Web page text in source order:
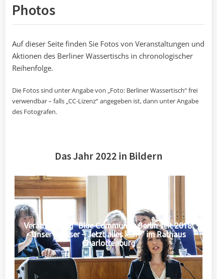
Photos
Auf dieser Seite finden Sie Fotos von Veranstaltungen und
Aktionen des Berliner Wassertischs in chronologischer
Reihenfolge.
Die Fotos sind unter Angabe von „Foto: Berliner Wassertisch“ frei
verwendbar – falls „CC-Lizenz“ angegeben ist, dann unter Angabe
des Fotografen.
Das Jahr 2022 in Bildern
Veranstaltung "Blue Community Berlin seit 2018:
Unser Wasser – Jetzt alles klar?" im Rathaus
Charlottenburg